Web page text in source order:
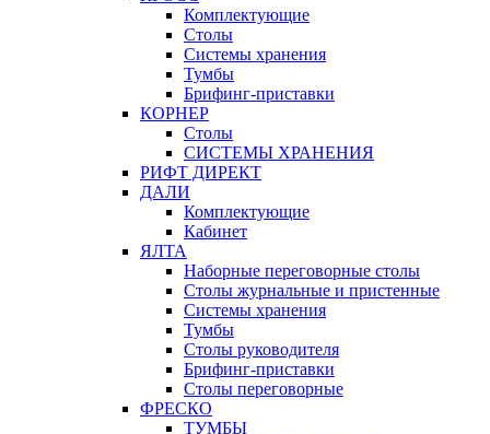
Комплектующие
Столы
Системы хранения
Тумбы
Брифинг-приставки
КОРНЕР
Столы
СИСТЕМЫ ХРАНЕНИЯ
РИФТ ДИРЕКТ
ДАЛИ
Комплектующие
Кабинет
ЯЛТА
Наборные переговорные столы
Столы журнальные и пристенные
Системы хранения
Тумбы
Столы руководителя
Брифинг-приставки
Столы переговорные
ФРЕСКО
ТУМБЫ